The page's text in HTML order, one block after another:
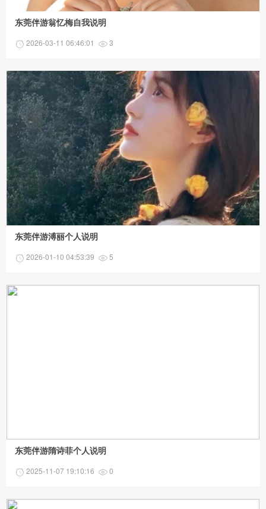
东莞伴游翁忆梅自我说明
2026-03-11 06:46:01 3
东莞伴游溥丽个人说明
2026-01-10 04:53:39 5
东莞伴游隋诗菲个人说明
2025-11-07 19:10:16 0